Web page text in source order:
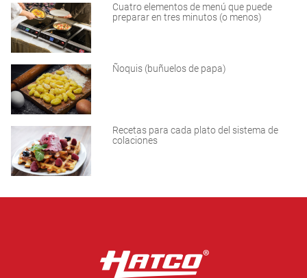
Cuatro elementos de menú que puede
preparar en tres minutos (o menos)
Ñoquis (buñuelos de papa)
Recetas para cada plato del sistema de
colaciones